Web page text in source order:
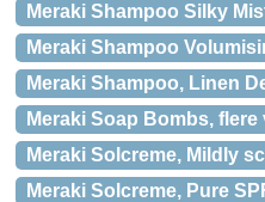
Meraki Shampoo Silky
Meraki Shampoo
Meraki Shampoo, Linen
Meraki Soap Bombs,
Meraki Solcreme, Mildly
Meraki Solcreme, Pure